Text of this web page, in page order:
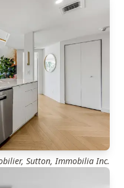
Sutton, Immobilia Inc.